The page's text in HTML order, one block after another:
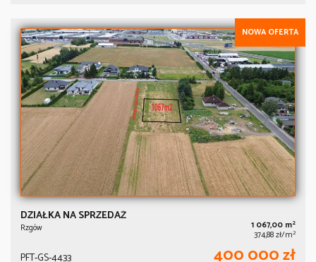
NOWA OFERTA
DZIAŁKA NA SPRZEDAŻ
Rzgów 1 067,00 m2
374,88 zł/m2
PFT-GS-4433 400 000 zł